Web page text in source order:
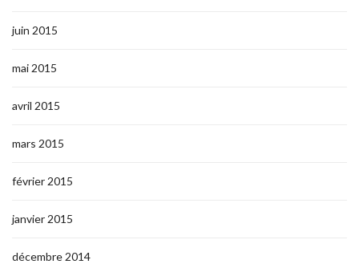
juin 2015
mai 2015
avril 2015
mars 2015
février 2015
janvier 2015
décembre 2014